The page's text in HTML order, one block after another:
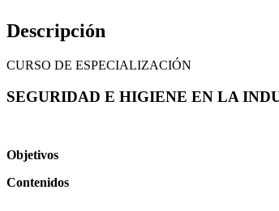
Descripción
CURSO DE ESPECIALIZACIÓN
SEGURIDAD E HIGIENE EN LA
Objetivos
Contenidos